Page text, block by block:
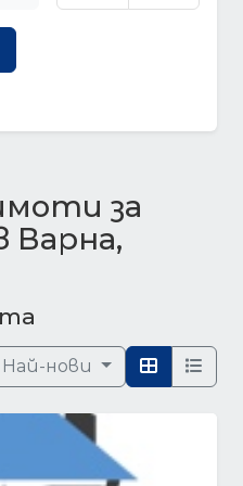
за
Варна,
Най-нови